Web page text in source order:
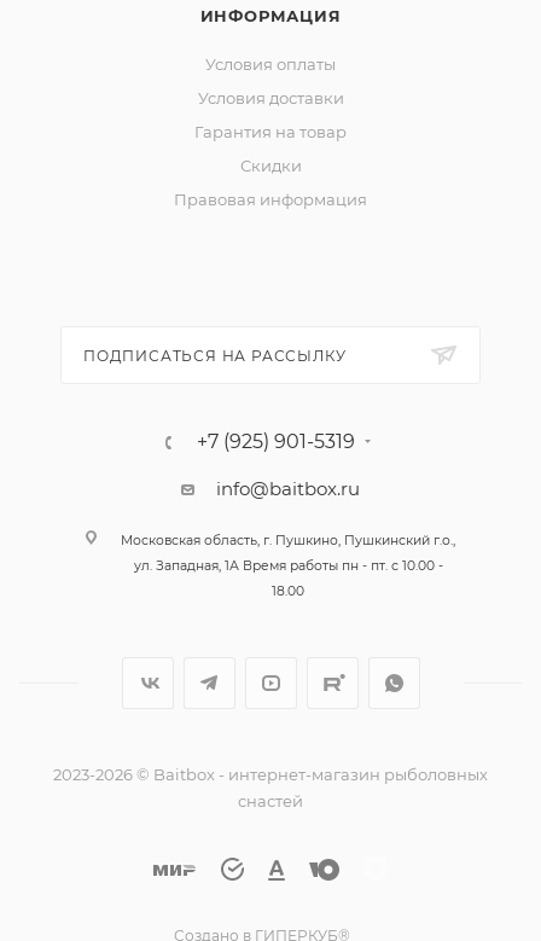
ИНФОРМАЦИЯ
Условия оплаты
Условия доставки
Гарантия на товар
Скидки
Правовая информация
ПОДПИСАТЬСЯ НА РАССЫЛКУ
+7 (925) 901-5319
info@baitbox.ru
Московская область, г. Пушкино, Пушкинский г.о.,
ул. Западная, 1А Время работы пн - пт. с 10.00 -
18.00
2023-2026 © Baitbox - интернет-магазин рыболовных
снастей
Создано в ГИПЕРКУБ®